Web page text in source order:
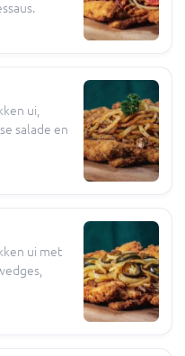
ui,
salade en
ui met